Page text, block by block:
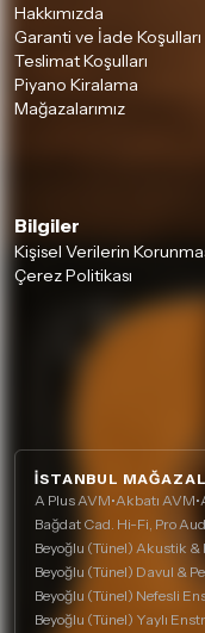
Hakkımızda
Garanti ve İade Koşulları
Teslimat Koşulları
Piyano Kiralama
Mağazalarımız
Bilgiler
Kişisel Verilerin
Çerez Politikası
İSTANBUL
A Plus AVM•Akbatı AVM•
Bağdat Cad. Hi-Fi, Pro
Beyoğlu (Tünel) Akustik
Beyoğlu (Tünel) Davul &
Beyoğlu (Tünel) Nefesli
Beyoğlu (Tünel) Yaylı